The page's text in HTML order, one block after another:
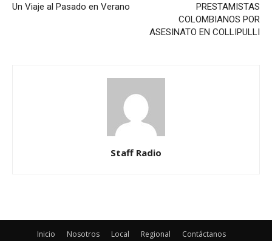
Un Viaje al Pasado en Verano
PRESTAMISTAS
COLOMBIANOS POR
ASESINATO EN COLLIPULLI
Staff Radio
Inicio Nosotros Local Regional Contáctanos